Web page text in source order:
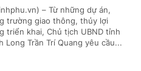
– Từ những dự án,
trường giao thông, thủy lợi
triển khai, Chủ tịch UBND tỉnh
Long Trần Trí Quang yêu cầu...